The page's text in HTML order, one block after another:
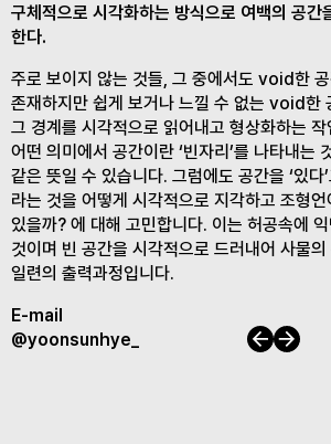
구체적으로 시각화하는 방식으로 여백의 공간
한다.
주로 보이지 않는 것들, 그 중에서도 void한
존재하지만 쉽게 보거나 느낄 수 없는 void한
그 경계를 시각적으로 읽어내고 형상화하는
어떤 의미에서 공간이란 ‘빈자리’를 나타내는
같은 뜻일 수 있습니다. 그럼에도 공간을 ‘있다
라는 것을 어떻게 시각적으로 지각하고 조형
있을까? 에 대해 고민합니다. 이는 허공속에
것이며 빈 공간을 시각적으로 드러내어 사물
일련의 출력과정입니다.
E-mail
@yoonsunhye_
이전다음